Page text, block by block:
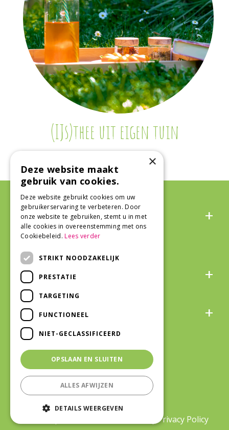
(IJs)thee uit eigen tuin
Algemeen
Over ons
Snel naar
Veilig winkelen
©Life and Garden Oostburg
Privacy Policy
×
Deze website maakt
gebruik van cookies.
Deze website gebruikt cookies om uw
gebruikerservaring te verbeteren. Door
onze website te gebruiken, stemt u in met
alle cookies in overeenstemming met ons
Cookiebeleid.Lees verder
STRIKT NOODZAKELIJK
PRESTATIE
TARGETING
FUNCTIONEEL
NIET-GECLASSIFICEERD
OPSLAAN EN SLUITEN
ALLES AFWIJZEN
DETAILS WEERGEVEN